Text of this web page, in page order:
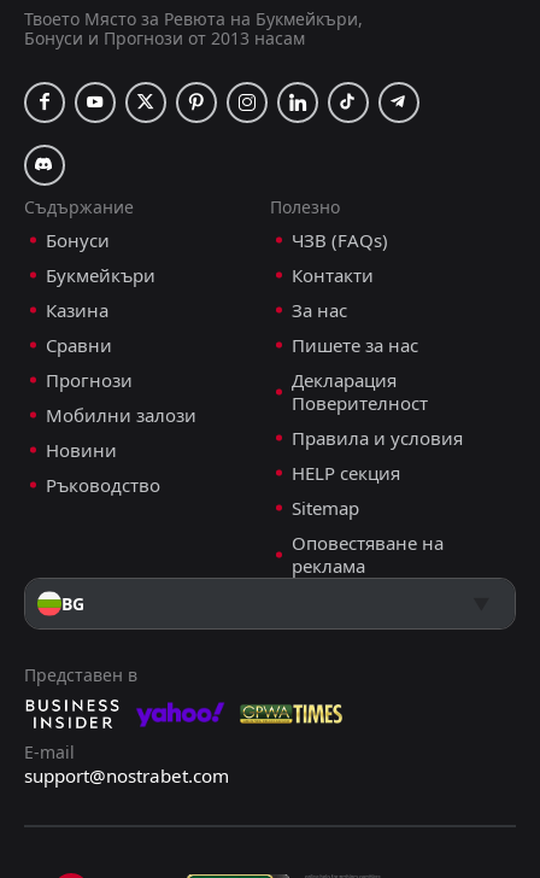
04Jun
Bangladesh U23
Твоето Място за Ревюта на Букмейкъри,
Бонуси и Прогнози от 2013 насам
Съдържание
Бонуси
Букмейкъри
Казина
Сравни
Прогнози
Мобилни залози
Новини
Ръководство
Полезно
ЧЗВ (FAQs)
Контакти
За нас
Пишете за нас
Декларация
Поверителност
Правила и условия
HELP секция
Sitemap
Оповестяване на
реклама
BG
Представен в
E-mail
support@nostrabet.com